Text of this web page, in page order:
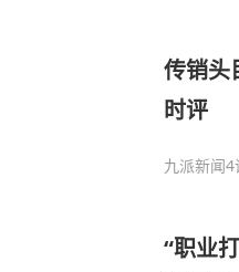
传销头
时评
九派新闻4
“职业